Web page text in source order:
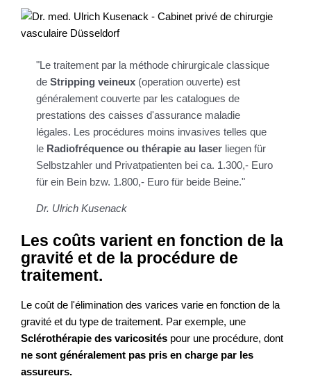
"Le traitement par la méthode chirurgicale classique
deStripping veineux (operation ouverte) est
généralement couverte par les catalogues de
prestations des caisses d'assurance maladie
légales. Les procédures moins invasives telles que
le Radiofréquence ou thérapie au laser liegen für
Selbstzahler und Privatpatienten bei ca. 1.300,- Euro
für ein Bein bzw. 1.800,- Euro für beide Beine."
Dr. Ulrich Kusenack
Les coûts varient en fonction de la
gravité et de la procédure de
traitement.
Le coût de l'élimination des varices varie en fonction de la
gravité et du type de traitement. Par exemple, une
Sclérothérapie des varicosités pour une procédure, dont
ne sont généralement pas pris en charge par les
assureurs.